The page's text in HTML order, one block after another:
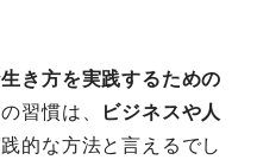
き方を実践するための
習慣は、
ビジネスや人
的な方法と言えるでし